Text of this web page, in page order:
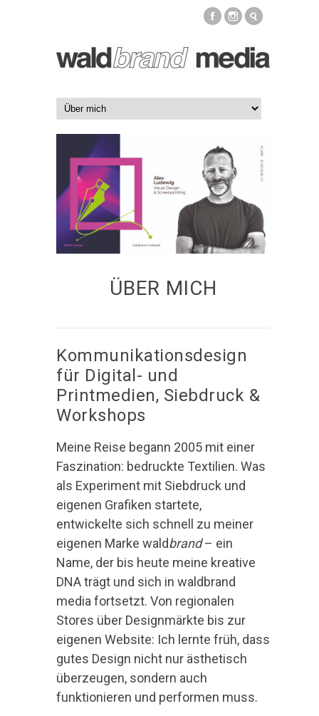
ÜBER MICH
Kommunikationsdesign
für Digital- und
Printmedien, Siebdruck &
Workshops
Meine Reise begann 2005 mit einer
Faszination: bedruckte Textilien. Was
als Experiment mit Siebdruck und
eigenen Grafiken startete,
entwickelte sich schnell zu meiner
eigenen Marke waldbrand– ein
Name, der bis heute meine kreative
DNA trägt und sich in waldbrand
media fortsetzt. Von regionalen
Stores über Designmärkte bis zur
eigenen Website: Ich lernte früh, dass
gutes Design nicht nur ästhetisch
überzeugen, sondern auch
funktionieren und performen muss.